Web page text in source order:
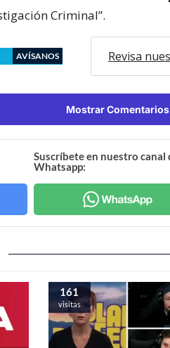
Criminal”.
AVÍSANOS Revisa
Mostrar Comentarios
Suscríbete en nuestro canal
Whatsapp:
161
visitas